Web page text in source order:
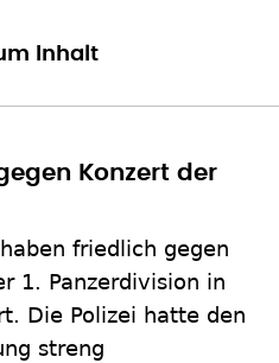
Inhalt
Konzert der
friedlich gegen
1. Panzerdivision in
Die Polizei hatte den
streng